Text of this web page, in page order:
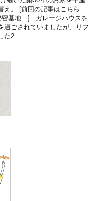
え。 [前回の記事はこちら
密基地 ] ガレージハウスを
過ごされていましたが、リフ
た2 ...